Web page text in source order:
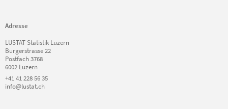
Adresse
LUSTAT Statistik Luzern
Burgerstrasse 22
Postfach 3768
6002 Luzern
+41 41 228 56 35
info@lustat.ch